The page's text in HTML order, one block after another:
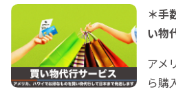
＊手
い物
アメ
ら購